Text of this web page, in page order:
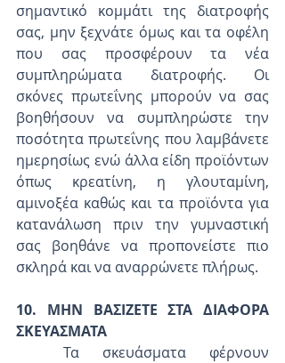
σημαντικό κομμάτι της διατροφής
σας, μην ξεχνάτε όμως και τα οφέλη
που σας προσφέρουν τα νέα
συμπληρώματα διατροφής. Οι
σκόνες πρωτεΐνης μπορούν να σας
βοηθήσουν να συμπληρώστε την
ποσότητα πρωτεΐνης που λαμβάνετε
ημερησίως ενώ άλλα είδη προϊόντων
όπως κρεατίνη, η γλουταμίνη,
αμινοξέα καθώς και τα προϊόντα για
κατανάλωση πριν την γυμναστική
σας βοηθάνε να προπονείστε πιο
σκληρά και να αναρρώνετε πλήρως.
10. ΜΗΝ ΒΑΣΙΖΕΤΕ ΣΤΑ ΔΙΑΦΟΡΑ
ΣΚΕΥΑΣΜΑΤΑ